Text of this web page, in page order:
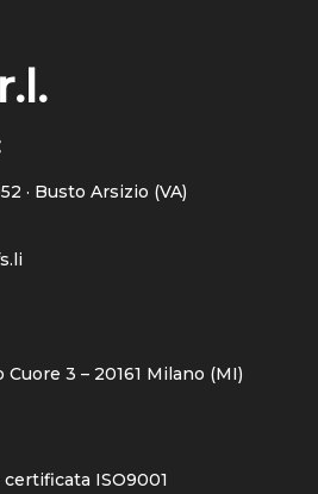
· Busto Arsizio (VA)
3 – 20161 Milano (MI)
certificata ISO9001